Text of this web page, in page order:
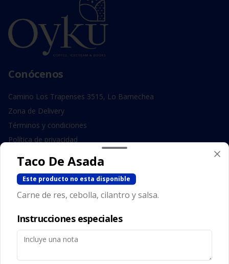
Conócenos
Camino Los Trapenses 3515, Lo Barnechea
Zona de Delivery
Términos y condiciones
Política de privacidad
Redes sociales
Instagram
Facebook
Mi cuenta
Taco De Asada
Este producto no esta disponible
Carne de res, cebolla, cilantro y salsa.
Instrucciones especiales